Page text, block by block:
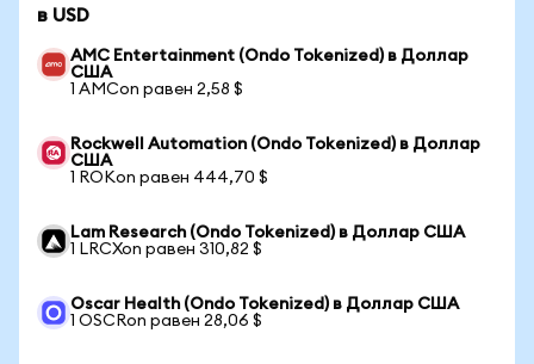
в USD
AMC Entertainment (Ondo Tokenized) в Доллар
США
1 AMCon равен 2,58 $
Rockwell Automation (Ondo Tokenized) в Доллар
США
1 ROKon равен 444,70 $
Lam Research (Ondo Tokenized) в Доллар США
1 LRCXon равен 310,82 $
Oscar Health (Ondo Tokenized) в Доллар США
1 OSCRon равен 28,06 $